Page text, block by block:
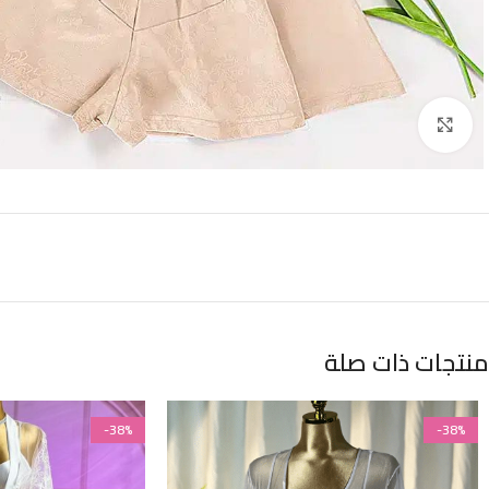
منتجات ذات صلة
-38%
-38%